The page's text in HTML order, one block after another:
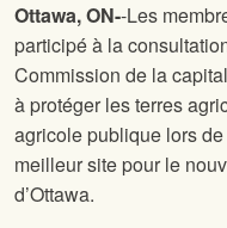
Ottawa, ON--Les
participé à la
Commission de la
à protéger les terres
agricole publique lors
meilleur site pour le
d’Ottawa.